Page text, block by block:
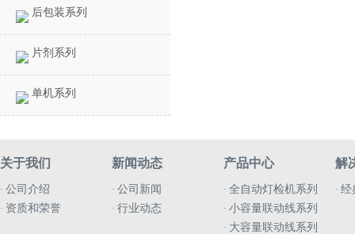
后包装系列
片剂系列
单机系列
关于我们
· 公司介绍
· 资质和荣誉
新闻动态
· 公司新闻
· 行业动态
产品中心
· 全自动灯检机系列
· 小容量联动线系列
· 大容量联动线系列
解
· 经